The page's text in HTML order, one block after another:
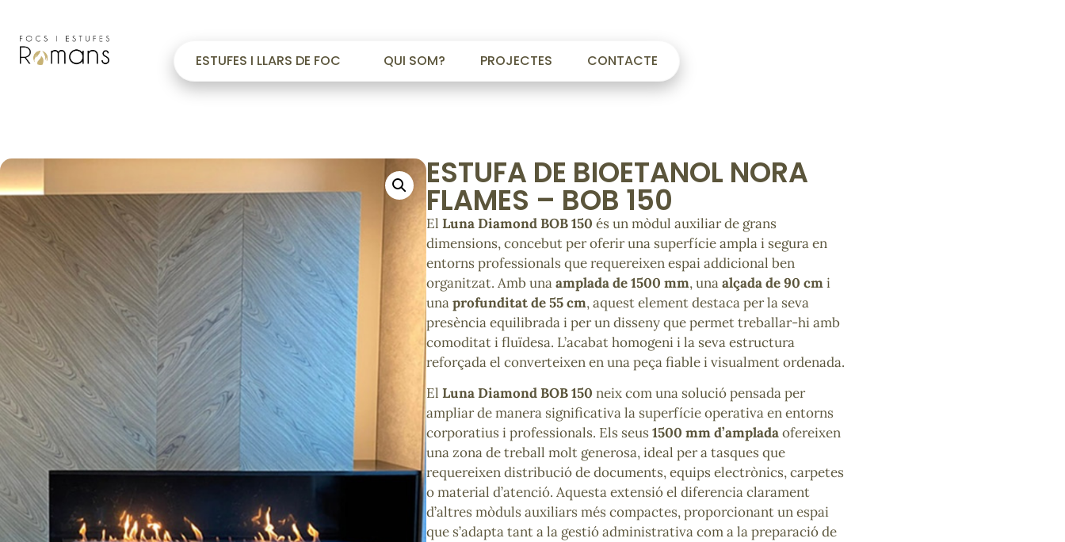
ESTUFES I LLARS DE FOC QUI SOM? PROJECTES CONTACTE
ESTUFA DE BIOETANOL NORA
FLAMES – BOB 150
El Luna Diamond BOB 150 és un mòdul auxiliar de grans
dimensions, concebut per oferir una superfície ampla i segura en
entorns professionals que requereixen espai addicional ben
organitzat. Amb unaamplada de 1500 mm, unaalçada de 90 cmi
unaprofunditat de 55 cm, aquest element destaca per la seva
presència equilibrada i per un disseny que permet treballar-hi amb
comoditat i fluïdesa. L’acabat homogeni i la seva estructura
reforçada el converteixen en una peça fiable i visualment ordenada.
El Luna Diamond BOB 150 neix com una solució pensada per
ampliar de manera significativa la superfície operativa en entorns
corporatius i professionals. Els seus1500 mm d’ampladaofereixen
una zona de treball molt generosa, ideal per a tasques que
requereixen distribució de documents, equips electrònics, carpetes
o material d’atenció. Aquesta extensió el diferencia clarament
d’altres mòduls auxiliars més compactes, proporcionant un espai
que s’adapta tant a la gestió administrativa com a la preparació de